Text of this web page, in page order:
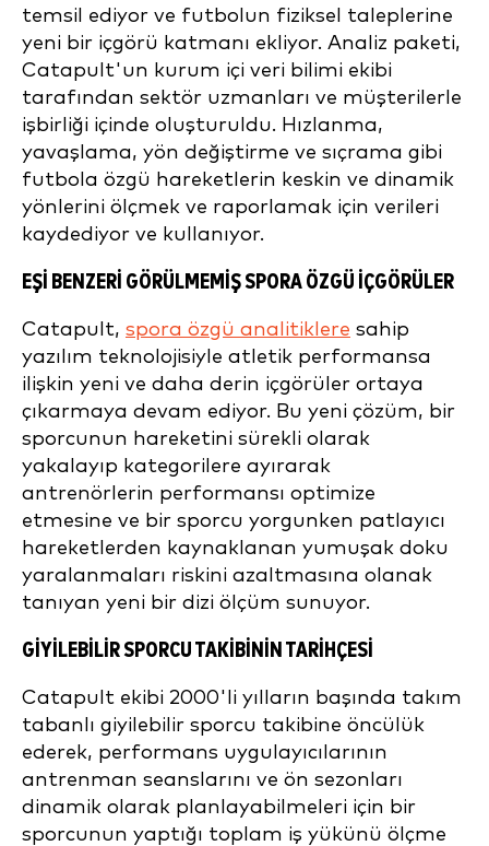
temsil ediyor ve futbolun fiziksel taleplerine
yeni bir içgörü katmanı ekliyor. Analiz paketi,
Catapult'un kurum içi veri bilimi ekibi
tarafından sektör uzmanları ve müşterilerle
işbirliği içinde oluşturuldu. Hızlanma,
yavaşlama, yön değiştirme ve sıçrama gibi
futbola özgü hareketlerin keskin ve dinamik
yönlerini ölçmek ve raporlamak için verileri
kaydediyor ve kullanıyor.
EŞI BENZERI GÖRÜLMEMIŞ SPORA ÖZGÜ IÇGÖRÜLER
Catapult, spora özgü analitiklere sahip
yazılım teknolojisiyle atletik performansa
ilişkin yeni ve daha derin içgörüler ortaya
çıkarmaya devam ediyor. Bu yeni çözüm, bir
sporcunun hareketini sürekli olarak
yakalayıp kategorilere ayırarak
antrenörlerin performansı optimize
etmesine ve bir sporcu yorgunken patlayıcı
hareketlerden kaynaklanan yumuşak doku
yaralanmaları riskini azaltmasına olanak
tanıyan yeni bir dizi ölçüm sunuyor.
GIYILEBILIR SPORCU TAKIBININ TARIHÇESI
Catapult ekibi 2000'li yılların başında takım
tabanlı giyilebilir sporcu takibine öncülük
ederek, performans uygulayıcılarının
antrenman seanslarını ve ön sezonları
dinamik olarak planlayabilmeleri için bir
sporcunun yaptığı toplam iş yükünü ölçme